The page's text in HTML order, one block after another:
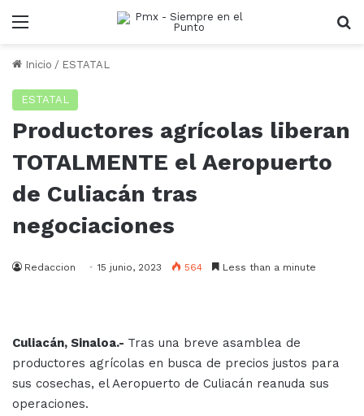
Menu
Inicio / ESTATAL
ESTATAL
Productores agrícolas liberan
TOTALMENTE el Aeropuerto
de Culiacán tras
negociaciones
Redaccion 15 junio, 2023 564 Less than a minute
Culiacán, Sinaloa.- Tras una breve asamblea de
productores agrícolas en busca de precios justos para
sus cosechas, el Aeropuerto de Culiacán reanuda sus
operaciones.